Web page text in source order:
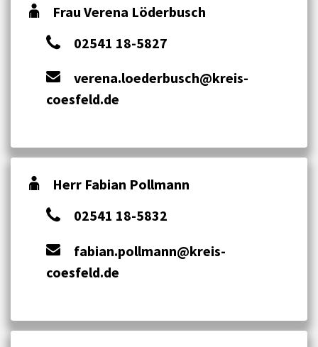
Frau Verena Löderbusch
02541 18-5827
verena.loederbusch@kreis-
coesfeld.de
Herr Fabian Pollmann
02541 18-5832
fabian.pollmann@kreis-
coesfeld.de